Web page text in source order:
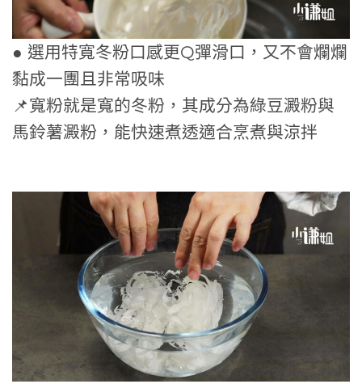
● 選用特寬冬粉口感更Q彈滑口，又不會爛爛
黏成一團且非常吸味
📌寬粉就是寬的冬粉，其成分為綠豆澱粉與
馬鈴薯澱粉，能快速煮透適合烹煮與涼拌